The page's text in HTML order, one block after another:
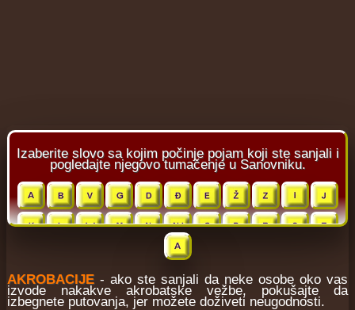
AKROBACIJE - ako ste sanjali da neke osobe oko vas
izvode nakakve akrobatske vežbe, pokušajte da
izbegnete putovanja, jer možete doživeti neugodnosti.